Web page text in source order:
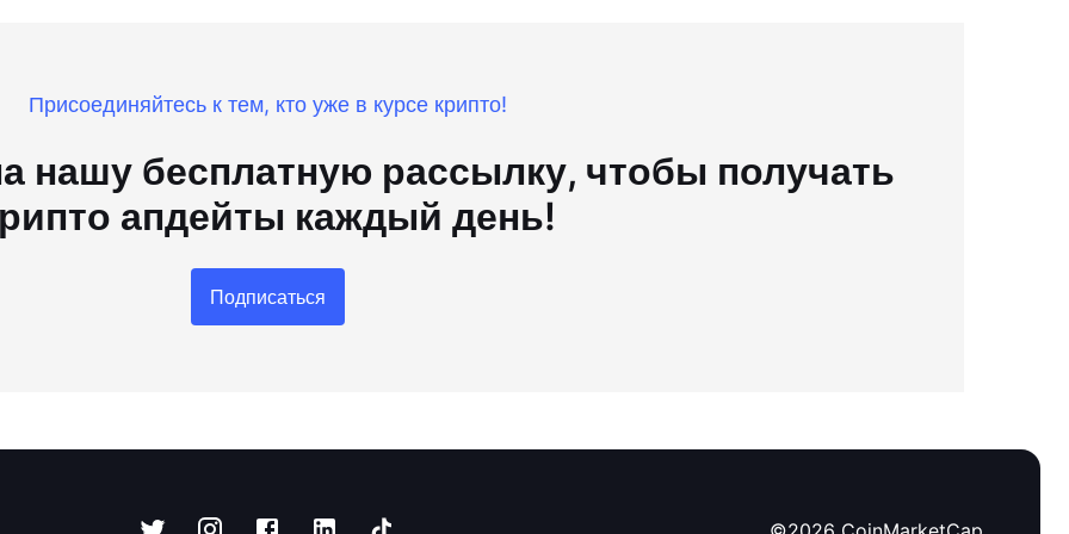
Присоединяйтесь к тем, кто уже в курсе крипто!
нашу бесплатную рассылку, чтобы получать
апдейты каждый день!
Подписаться